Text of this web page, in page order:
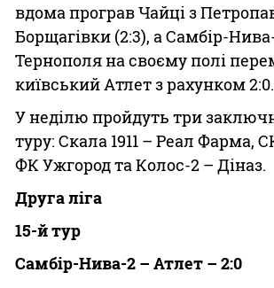
вдома програв Чайці з
Борщагівки (2:3), а Самбір-
Тернополя на своєму полі
київський Атлет з рахунком 2:0.
У неділю пройдуть три
туру: Скала 1911 – Реал Фарма,
ФК Ужгород та Колос-2 – Діназ.
Друга ліга
15-й тур
Самбір-Нива-2 – Атлет – 2:0